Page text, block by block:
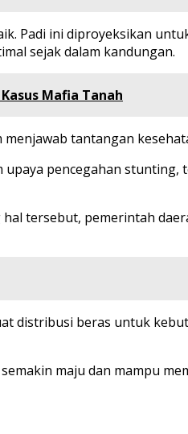
Padi ini diproyeksikan
sejak dalam kandungan.
Mafia Tanah
tantangan
pencegahan stunting,
tersebut, pemerintah
distribusi beras untuk
maju dan mampu